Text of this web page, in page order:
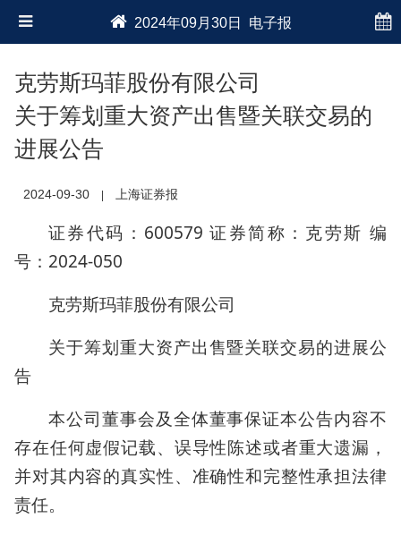
2024年09月30日 电子报
克劳斯玛菲股份有限公司
关于筹划重大资产出售暨关联交易的
进展公告
2024-09-30 上海证券报
证券代码：600579 证券简称：克劳斯 编
号：2024-050
克劳斯玛菲股份有限公司
关于筹划重大资产出售暨关联交易的进展公
告
本公司董事会及全体董事保证本公告内容不
存在任何虚假记载、误导性陈述或者重大遗漏，
并对其内容的真实性、准确性和完整性承担法律
责任。